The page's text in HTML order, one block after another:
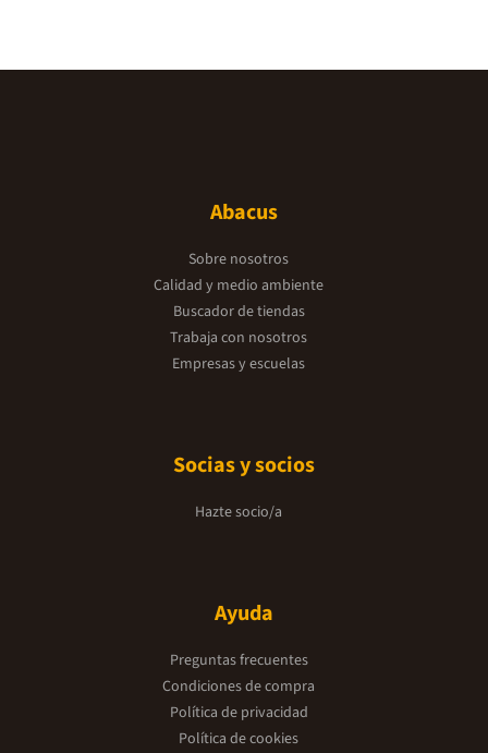
Abacus
Sobre nosotros
Calidad y medio ambiente
Buscador de tiendas
Trabaja con nosotros
Empresas y escuelas
Socias y socios
Hazte socio/a
Ayuda
Preguntas frecuentes
Condiciones de compra
Política de privacidad
Política de cookies